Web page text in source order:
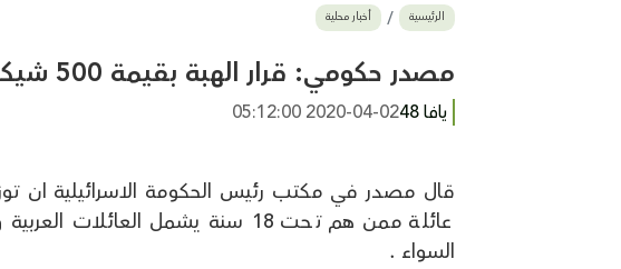
الرئيسية أخبار محلية
مصدر حكومي: قرار الهبة بقيمة 500 شيكل لكل ولد يشمل العائلات العربية
يافا 48 2020-04-02 05:12:00
عائلة ممن هم تحت 18 سنة يشمل
السواء .